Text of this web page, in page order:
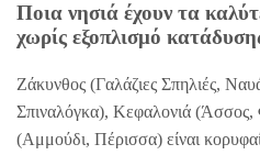
Ποια νησιά έχουν τα
χωρίς εξοπλισμό
Ζάκυνθος (Γαλάζιες Σπηλιές,
Σπιναλόγκα), Κεφαλονιά (Άσσος,
(Αμμούδι, Πέρισσα) είναι